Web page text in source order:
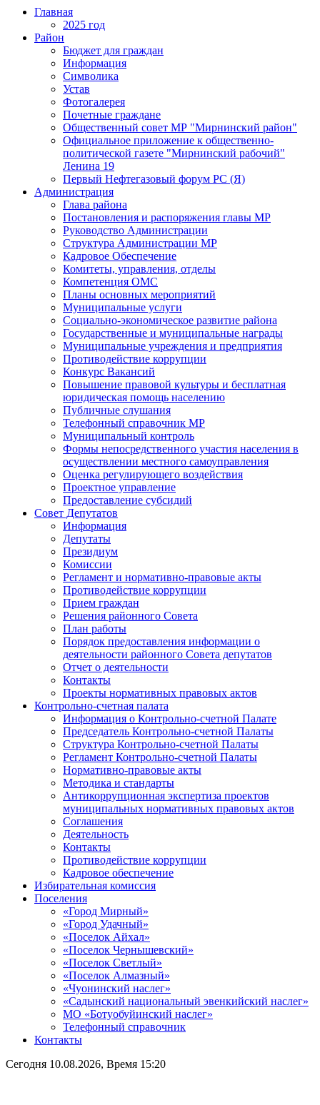
Главная
2025 год
Район
Бюджет для граждан
Информация
Символика
Устав
Фотогалерея
Почетные граждане
Общественный совет МР "Мирнинский район"
Официальное приложение к общественно-
политической газете "Мирнинский рабочий"
Ленина 19
Первый Нефтегазовый форум РС (Я)
Администрация
Глава района
Постановления и распоряжения главы МР
Руководство Администрации
Структура Администрации МР
Кадровое Обеспечение
Комитеты, управления, отделы
Компетенция ОМС
Планы основных мероприятий
Муниципальные услуги
Социально-экономическое развитие района
Государственные и муниципальные награды
Муниципальные учреждения и предприятия
Противодействие коррупции
Конкурс Вакансий
Повышение правовой культуры и бесплатная
юридическая помощь населению
Публичные слушания
Телефонный справочник МР
Муниципальный контроль
Формы непосредственного участия населения в
осуществлении местного самоуправления
Оценка регулирующего воздействия
Проектное управление
Предоставление субсидий
Совет Депутатов
Информация
Депутаты
Президиум
Комиссии
Регламент и нормативно-правовые акты
Противодействие коррупции
Прием граждан
Решения районного Совета
План работы
Порядок предоставления информации о
деятельности районного Совета депутатов
Отчет о деятельности
Контакты
Проекты нормативных правовых актов
Контрольно-счетная палата
Информация о Контрольно-счетной Палате
Председатель Контрольно-счетной Палаты
Структура Контрольно-счетной Палаты
Регламент Контрольно-счетной Палаты
Нормативно-правовые акты
Методика и стандарты
Антикоррупционная экспертиза проектов
муниципальных нормативных правовых актов
Соглашения
Деятельность
Контакты
Противодействие коррупции
Кадровое обеспечение
Избирательная комиссия
Поселения
«Город Мирный»
«Город Удачный»
«Поселок Айхал»
«Поселок Чернышевский»
«Поселок Светлый»
«Поселок Алмазный»
«Чуонинский наслег»
«Садынский национальный эвенкийский наслег»
МО «Ботуобуйинский наслег»
Телефонный справочник
Контакты
Сегодня 10.08.2026, Время 15:20